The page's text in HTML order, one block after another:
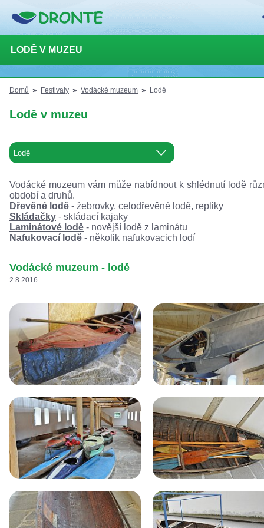
LODĚ V MUZEU
Domů Festivaly Vodácké muzeum Lodě
Lodě v muzeu
Vodácké muzeum vám může nabídnout k shlédnutí lodě
období a druhů.
Dřevěné lodě - žebrovky, celodřevěné lodě, repliky
Skládačky - skládací kajaky
Laminátové lodě - novější lodě z laminátu
Nafukovací lodě - několik nafukovacich lodí
Vodácké muzeum - lodě
2.8.2016